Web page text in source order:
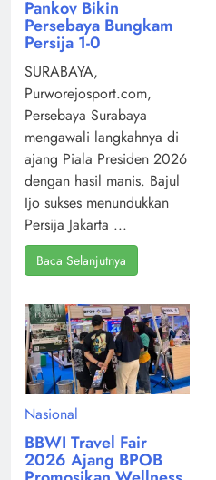
Pankov Bikin
Persebaya Bungkam
Persija 1-0
SURABAYA,
Purworejosport.com,
Persebaya Surabaya
mengawali langkahnya di
ajang Piala Presiden 2026
dengan hasil manis. Bajul
Ijo sukses menundukkan
Persija Jakarta ...
Baca Selanjutnya
Nasional
BBWI Travel Fair
2026 Ajang BPOB